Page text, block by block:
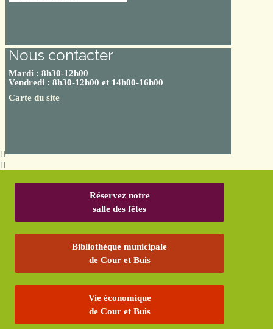
Nous contacter
Mardi : 8h30-12h00
Vendredi : 8h30-12h00 et 14h00-16h00
Carte du site
Réservez notre
salle des fêtes
Bibliothèque municipale
de Cour et Buis
Vie économique
de Cour et Buis